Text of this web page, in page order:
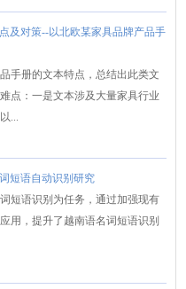
及对策--以北欧某家具品牌产品手
手册的文本特点，总结出此类文
点：一是文本涉及大量家具行业
...
短语自动识别研究
短语识别为任务，通过加强现有
用，提升了越南语名词短语识别